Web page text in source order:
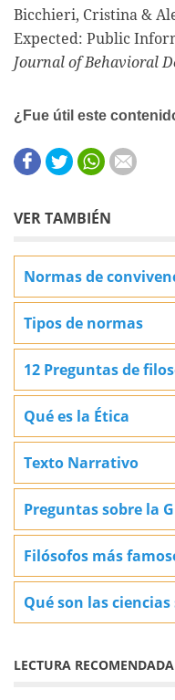
Bicchieri, Cristina &
Expected: Public
Journal of Behavioral
¿Fue útil este
Este contenido
Este contenido no
VER TAMBIÉN
Normas de
Tipos de normas
12 Preguntas de
Qué es la Ética
Texto Narrativo
Preguntas sobre la
Filósofos más
Qué son las ciencias
LECTURA RECOMENDADA